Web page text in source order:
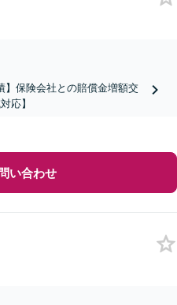
】保険会社との賠償金増額交
応】
い合わせ